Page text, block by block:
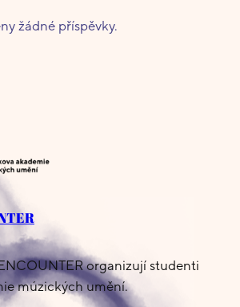
žádné příspěvky.
organizují studenti
múzických umění.